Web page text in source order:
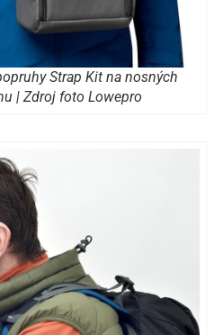
Strap Kit na nosných
| Zdroj foto Lowepro